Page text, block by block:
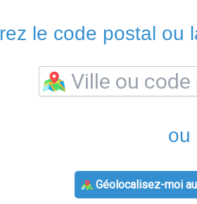
le code postal ou
ou
Géolocalisez-moi